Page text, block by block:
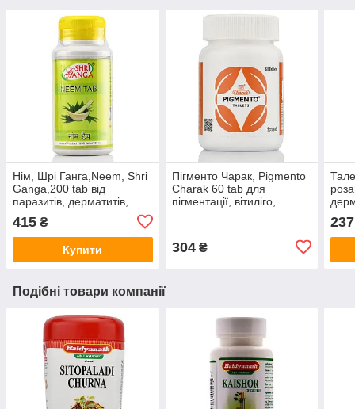
Нім, Шрі Ганга,Neem, Shri
Ganga,200 tab від
паразитів, дерматитів,
антибіотик
415 ₴
Купити
Пігменто Чарак, Pigmento
Charak 60 tab для
пігментації, вітиліго,
304₴
237
Подібні товари компанії